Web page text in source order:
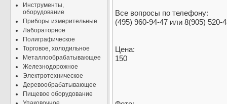
Инструменты,
оборудование
Приборы измерительные
Лабораторное
Полиграфическое
Торговое, холодильное
Металлообрабатывающее
Железнодорожное
Электротехническое
Деревообрабатывающее
Пищевое оборудование
Все вопросы по телефону:
(495) 960-94-47 или 8(905)
Цена:
150